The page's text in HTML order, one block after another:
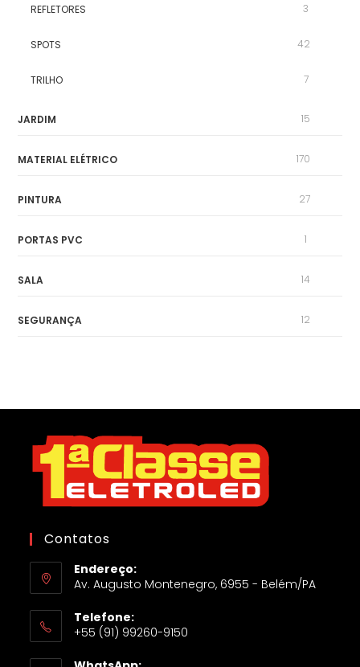
REFLETORES 3
SPOTS 42
TRILHO 7
JARDIM 15
MATERIAL ELÉTRICO 170
PINTURA 27
PORTAS PVC 1
SALA 14
SEGURANÇA 12
Contatos
Endereço:
Av. Augusto Montenegro, 6955 - Belém/PA
Telefone:
+55 (91) 99260-9150